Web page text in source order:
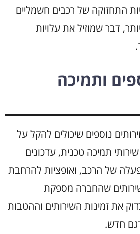
התחזוקה של רכבים חשמליים
דבר שמוזיל את עלויות
ותמיכה
נוספים שיכולים להקל על
תמיכה טכנית, עדכונים
של הרכב, ואופציות להרחבת
שהחברה מספקת
את זמינות השירותים וההטבות
חדש.